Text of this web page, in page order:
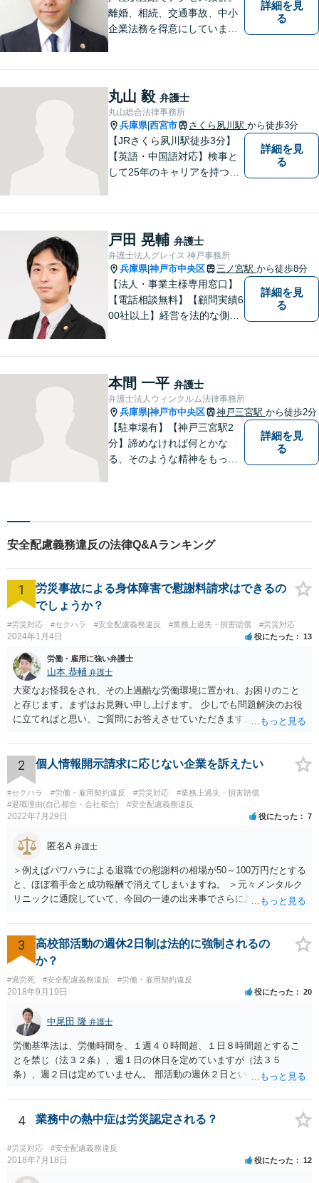
離婚、相続、交通事故、中小
企業法務を得意にしていま
可♯中小企業診断士資格有り
詳細を見
る
丸山 毅 弁護士
丸山総合法律事務所
兵庫県|西宮市 さくら夙川駅 から徒歩3分
【JRさくら夙川駅徒歩3分】
【英語・中国語対応】検事と
して25年のキャリアを持つ弁
ります。まずはご相談へお越
しください【完全個室対応】
詳細を見
る
戸田 晃輔 弁護士
弁護士法人グレイス 神戸事務所
兵庫県|神戸市中央区 三ノ宮駅 から徒歩8分
【法人・事業主様専用窓口】
【電話相談無料】【顧問実績6
00社以上】経営を法的な側面
作成／リーガルチェック／債
権回収などもご相談ください
【オンライン面談可】【初回
相談無料】
詳細を見
る
本間 一平 弁護士
弁護士法人ウィンクルム法律事務所
兵庫県|神戸市中央区 神戸三宮駅 から徒歩2分
【駐車場有】【神戸三宮駅2
分】諦めなければ何とかな
る、そのような精神をもっ
なって、依頼者様の、そして
事務所のお役に立てるよう、
日々研鑽して参ります。
詳細を見
る
安全配慮義務違反の法律Q&Aランキング
1
労災事故による身体障害で慰謝料請求はできるの
でしょうか？
#労災対応 #セクハラ #安全配慮義務違反 #業務上過失・損害賠償 #労災対応
2024年1月4日 役にたった 13
労働・雇用に強い弁護士
山本 恭輔 弁護士
大変なお怪我をされ、その上過酷な労働環境に置かれ、お困りのこと
と存じます。まずはお見舞い申し上げます。 少しでも問題解決のお役
に立てればと思い、ご質問にお答えさせていただきます。 ご相談者の
我に関しては労災保険からの給付や会社からの損害賠償が、過重労働
に関しては未払残業代の支払が受けられる可能性がある事案とお見受
けします。 請求が認められる可能性や採るべき手続を検討するには、
様々な事情のヒアリングや証拠資料の検討が必要になるため、今後の
方針の検討も含め、一度面談にて法律相談をされることをおすすめし
ます。
2 個人情報開示請求に応じない企業を訴えたい
#セクハラ #労働・雇用契約違反 #労災対応
#業務上過失・損害賠償
#退職理由(自己都合・会社都合)
#安全配慮義務違反
2022年7月29日 役にたった 7
匿名A 弁護士
＞例えばパワハラによる退職での慰謝料の相場が50～100万円だとする
と、ほぼ着手金と成功報酬で消えてしまいますね。 ＞元々メンタルク
リニックに通院していて、今回の一連の出来事でさらに悪化した事実
万が一、慰謝料請求が認められるにしても金額としては微々たるもの
かと思いますが、依頼する弁護士に詳細を説明したうえで指示を仰い
だ方がいいかと思います。
3
高校部活動の週休2日制は法的に強制されるの
か？
#過労死 #安全配慮義務違反 #労働・雇用契約違反
2018年9月19日 役にたった 20
中尾田 隆 弁護士
労働基準法は、労働時間を、１週４０時間超、１日８時間超とするこ
とを禁じ（法３２条）、週１日の休日を定めていますが（法３５
条）、週２日は定めていません。 部活動の週休２日というのは、スポ
り週休2日とするか、しないか、もっと別の制度とするかは、各教育委
員会や学校の判断に委ねられています。 したがって、生徒の保護者会
と、学校とで、生徒の健全育成のためにスポーツ庁の指針を遵守して
もらいたいなどと、交渉してもらうことが良いと考えられます。 もち
ろん、保護者の間でも、週休2日制を認める意見と、反対の意見と対立
することは予想されますが、そういったことも含めて話し合いをする
4 業務中の熱中症は労災認定される？
#労災対応 #安全配慮義務違反
2018年7月18日 役にたった 12